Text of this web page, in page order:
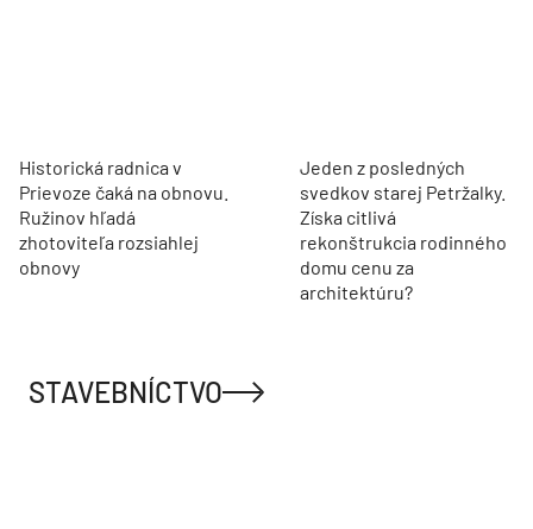
Historická radnica v
Prievoze čaká na obnovu.
Ružinov hľadá
zhotoviteľa rozsiahlej
obnovy
Jeden z posledných
svedkov starej Petržalky.
Získa citlivá
rekonštrukcia rodinného
domu cenu za
architektúru?
STAVEBNÍCTVO